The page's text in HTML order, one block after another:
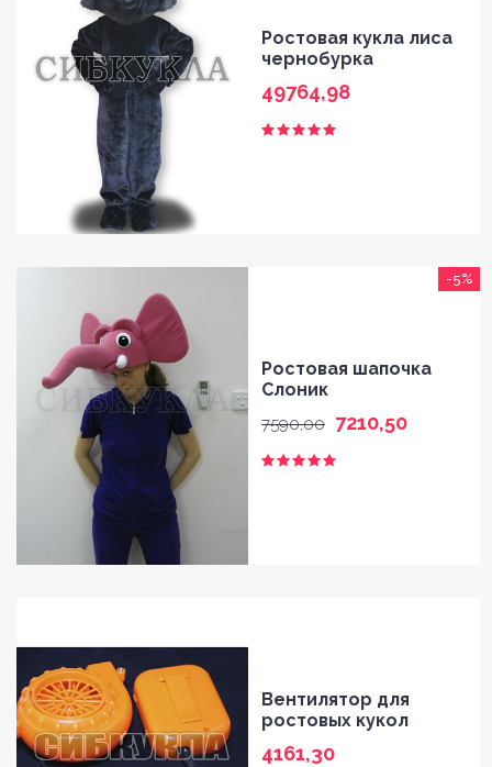
Ростовая кукла лиса
чернобурка
49764,98
-5%
Ростовая шапочка
Слоник
7590,00 7210,50
Вентилятор для
ростовых кукол
4161,30